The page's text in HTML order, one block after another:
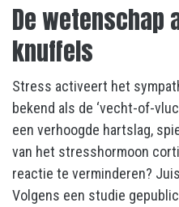
De
knuffels
Stress activeert het
bekend als de ‘vecht-of-
een verhoogde hartslag,
van het stresshormoon
reactie te verminderen?
Volgens een studie